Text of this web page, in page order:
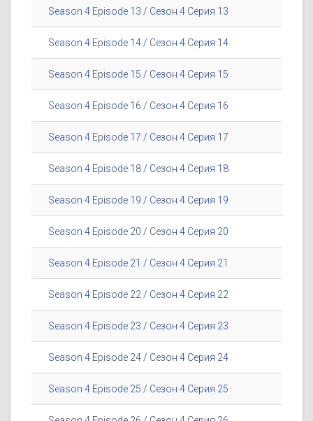
Season 4 Episode 13 / Сезон 4 Серия 13
Season 4 Episode 14 / Сезон 4 Серия 14
Season 4 Episode 15 / Сезон 4 Серия 15
Season 4 Episode 16 / Сезон 4 Серия 16
Season 4 Episode 17 / Сезон 4 Серия 17
Season 4 Episode 18 / Сезон 4 Серия 18
Season 4 Episode 19 / Сезон 4 Серия 19
Season 4 Episode 20 / Сезон 4 Серия 20
Season 4 Episode 21 / Сезон 4 Серия 21
Season 4 Episode 22 / Сезон 4 Серия 22
Season 4 Episode 23 / Сезон 4 Серия 23
Season 4 Episode 24 / Сезон 4 Серия 24
Season 4 Episode 25 / Сезон 4 Серия 25